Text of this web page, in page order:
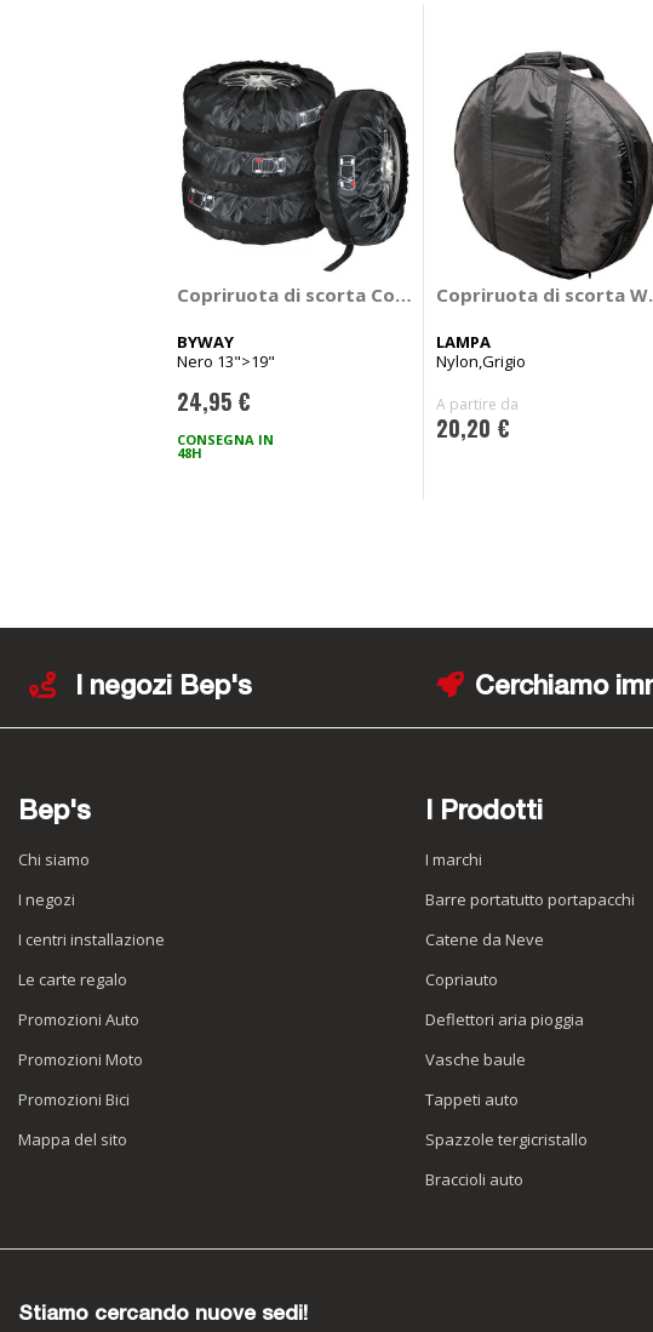
Copriruota di scorta Copri pneumatici - BYWAY
BYWAY
Nero 13">19"
24,95 €
CONSEGNA IN
48H
Copriruota di scorta
LAMPA
Nylon,Grigio
A partire da
20,20 €
I negozi Bep's Cerchiamo
Bep's
Chi siamo
I negozi
I centri installazione
Le carte regalo
Promozioni Auto
Promozioni Moto
Promozioni Bici
Mappa del sito
I Prodotti
I marchi
Barre portatutto portapacchi
Catene da Neve
Copriauto
Deflettori aria pioggia
Vasche baule
Tappeti auto
Spazzole tergicristallo
Braccioli auto
Stiamo cercando nuove sedi!